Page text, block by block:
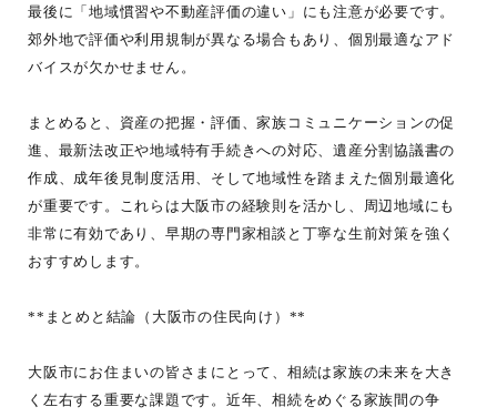
最後に「地域慣習や不動産評価の違い」にも注意が必要です。
郊外地で評価や利用規制が異なる場合もあり、個別最適なアド
バイスが欠かせません。
まとめると、資産の把握・評価、家族コミュニケーションの促
進、最新法改正や地域特有手続きへの対応、遺産分割協議書の
作成、成年後見制度活用、そして地域性を踏まえた個別最適化
が重要です。これらは大阪市の経験則を活かし、周辺地域にも
非常に有効であり、早期の専門家相談と丁寧な生前対策を強く
おすすめします。
**まとめと結論（大阪市の住民向け）**
大阪市にお住まいの皆さまにとって、相続は家族の未来を大き
く左右する重要な課題です。近年、相続をめぐる家族間の争